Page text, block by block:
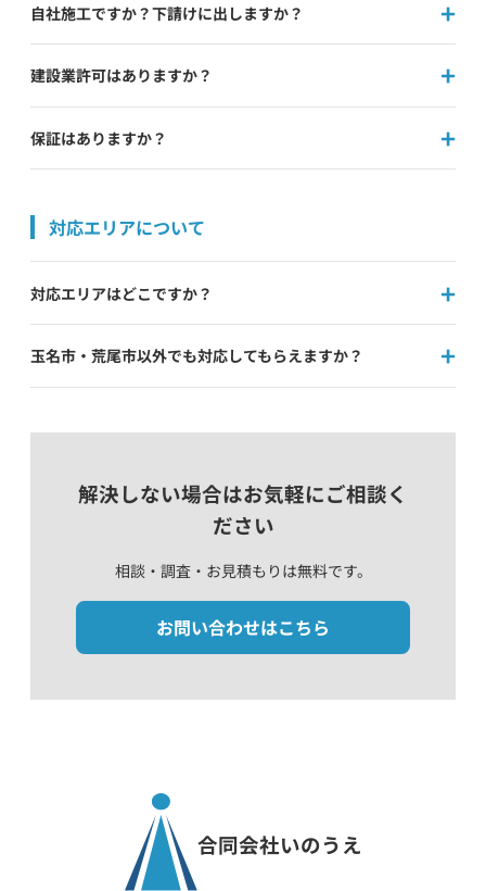
自社施工ですか？下請けに出しますか？
建設業許可はありますか？
保証はありますか？
対応エリアについて
対応エリアはどこですか？
玉名市・荒尾市以外でも対応してもらえますか？
解決しない場合はお気軽にご相談く
ださい
相談・調査・お見積もりは無料です。
お問い合わせはこちら
合同会社いのうえ